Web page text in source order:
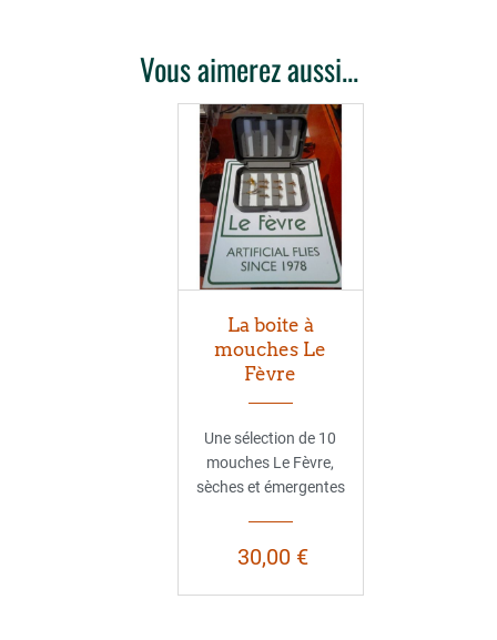
Vous aimerez aussi...
La boite à
mouches Le
Fèvre
Une sélection de 10
mouches Le Fèvre,
sèches et émergentes
30,00 €